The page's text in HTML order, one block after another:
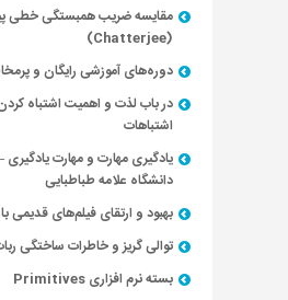
مقایسه ضریب همبستگی خطی
(Chatterjee)
دوره‌های آموزشی رایگان و
در باب لذت و اهمیت اشتباه
اشتباهات
یادگیری مهارت و مهارت
دانشگاه علامه طباطبایی
بهبود و ارتقای فیلم‌های قدیمی
توالی گریز و خاطرات ساختگی
بسته نرم افزاری Primitives